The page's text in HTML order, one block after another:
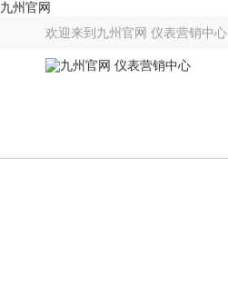
九州官网
欢迎来到 九州官网 仪表营销中心